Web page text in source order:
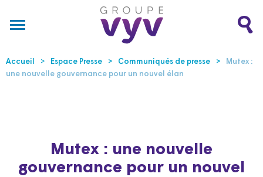
Accueil Espace Presse Communiqués de presse
Mutex :
une nouvelle gouvernance pour un nouvel élan
Mutex : une nouvelle
gouvernance pour un nouvel